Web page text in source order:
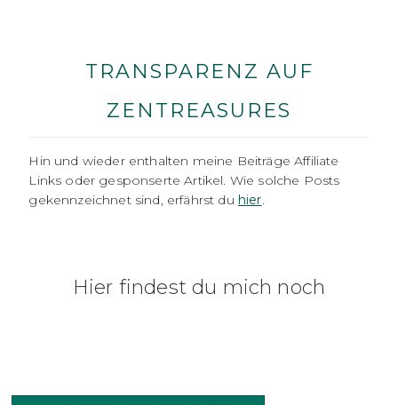
TRANSPARENZ AUF
ZENTREASURES
Hin und wieder enthalten meine Beiträge Affiliate
Links oder gesponserte Artikel. Wie solche Posts
gekennzeichnet sind, erfährst du hier.
Hier findest du mich noch